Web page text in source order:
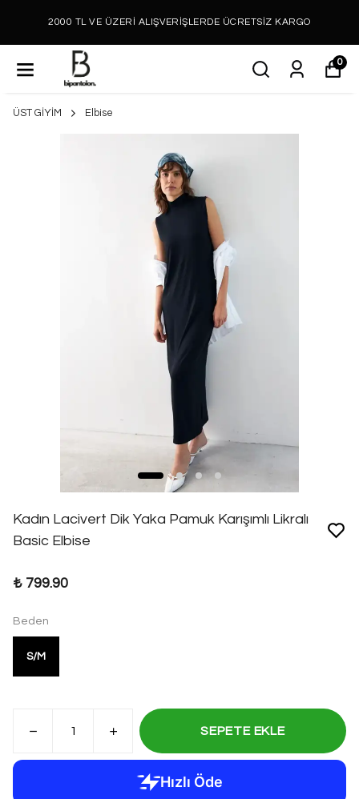
2000 TL VE ÜZERİ ALIŞVERİŞLERDE ÜCRETSİZ KARGO
0
ÜST GİYİM Elbise
Kadın Lacivert Dik Yaka Pamuk Karışımlı Likralı
Basic Elbise
₺ 799.90
Beden
S/M
SEPETE EKLE